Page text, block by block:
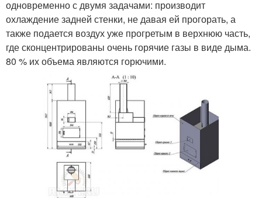
одновременно с двумя задачами: производит
охлаждение задней стенки, не давая ей прогорать, а
также подается воздух уже прогретым в верхнюю часть,
где сконцентрированы очень горячие газы в виде дыма.
80 % их объема являются горючими.